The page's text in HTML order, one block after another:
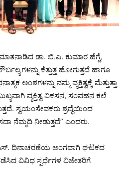
ಡಾ. ಬಿ.ಎ. ಕುಮಾರ ಹೆಗ್ಡೆ,
ಕೆತ್ತುತ್ತ ಹೋಗುತ್ತದೆ ಹಾಗೂ
ಅಂಶಗಳನ್ನು ನಮ್ಮ ವ್ಯಕ್ತಿತ್ವಕ್ಕೆ ಮೆತ್ತುತ್ತಾ
ವ್ಯಕ್ತಿತ್ವ ವಿಕಸನ, ಸಂವಹನ ಕಲೆ
ಸ್ವಯಂಸೇವಕರು ಶ್ರದ್ಧೆಯಿಂದ
ನೆಮ್ಮದಿ ನೀಡುತ್ತದೆ” ಎಂದರು.
ದಿನಾಚರಣೆಯ ಅಂಗವಾಗಿ ಘಟಕದ
ವಿವಿಧ ಸ್ಪರ್ಧೆಗಳ ವಿಜೇತರಿಗೆ